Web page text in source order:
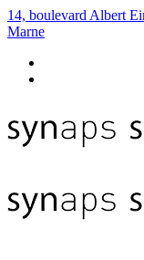
14, boulevard Albert
Marne